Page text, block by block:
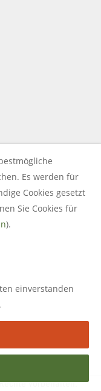
vorbehalten.
Es werden für
Cookies gesetzt
Sie Cookies für
).
einverstanden